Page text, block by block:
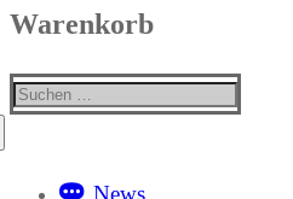
Warenkorb
Suchen
News